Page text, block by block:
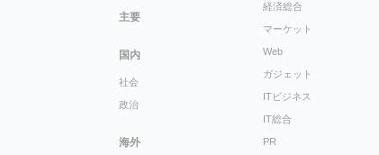
主要
国内
社会
政治
海外
経済総合
マーケット
Web
ガジェット
ITビジネス
IT総合
PR